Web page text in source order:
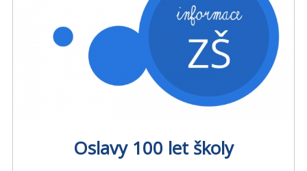
Oslavy 100 let školy